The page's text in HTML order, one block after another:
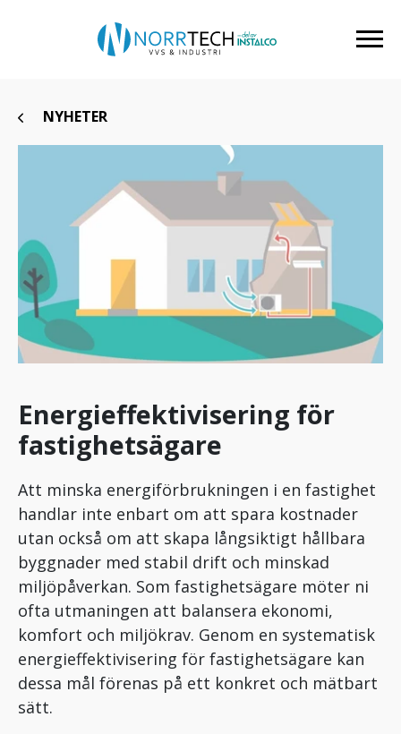
NYHETER
Energieffektivisering för
fastighetsägare
Att minska energiförbrukningen i en fastighet
handlar inte enbart om att spara kostnader
utan också om att skapa långsiktigt hållbara
byggnader med stabil drift och minskad
miljöpåverkan. Som fastighetsägare möter ni
ofta utmaningen att balansera ekonomi,
komfort och miljökrav. Genom en systematisk
energieffektivisering för fastighetsägare kan
dessa mål förenas på ett konkret och mätbart
sätt.